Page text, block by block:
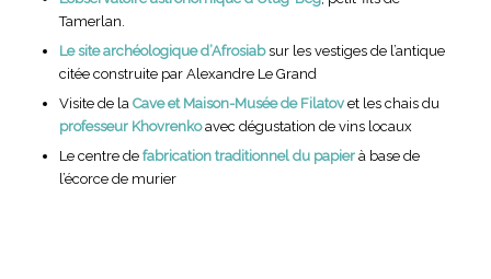
Tamerlan.
Le site archéologique d’Afrosiabsur les vestiges de l’antique
citée construite par Alexandre Le Grand
Visite de la Cave et Maison-Musée de Filatovet les chais du
professeur Khovrenkoavec dégustation de vins locaux
Le centre de fabrication traditionnel du papierà base de
l’écorce de murier